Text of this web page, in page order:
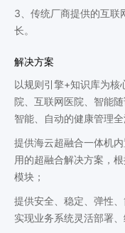
3、传统厂商提供的互联
长。
解决方案
以规则引擎+知识库为核
院、互联网医院、智能
智能、自动的健康管理全
提供海云超融合一体机
用的超融合解决方案，
模块；
提供安全、稳定、弹性
实现业务系统灵活部署